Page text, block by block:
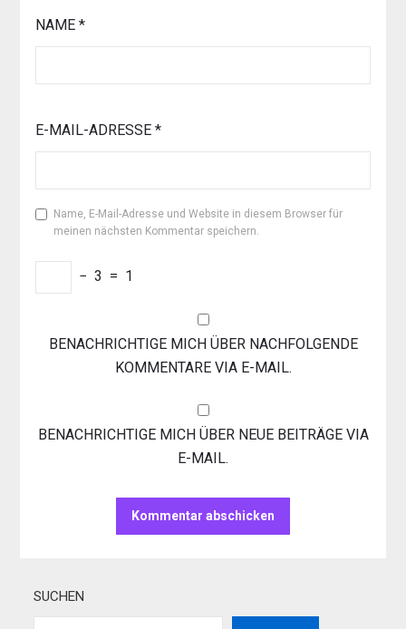
NAME *
E-MAIL-ADRESSE *
Name, E-Mail-Adresse und Website in diesem Browser für
meinen nächsten Kommentar speichern.
− 3 = 1
BENACHRICHTIGE MICH ÜBER NACHFOLGENDE
KOMMENTARE VIA E-MAIL.
BENACHRICHTIGE MICH ÜBER NEUE BEITRÄGE VIA
E-MAIL.
SUCHEN